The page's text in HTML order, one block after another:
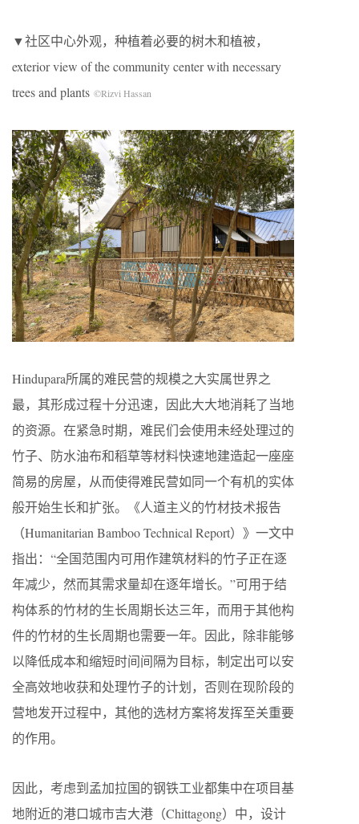
▼社区中心外观，种植着必要的树木和植被，
exterior view of the community center with necessary
trees and plants ©Rizvi Hassan
Hindupara所属的难民营的规模之大实属世界之
最，其形成过程十分迅速，因此大大地消耗了当地
的资源。在紧急时期，难民们会使用未经处理过的
竹子、防水油布和稻草等材料快速地建造起一座座
简易的房屋，从而使得难民营如同一个有机的实体
般开始生长和扩张。《人道主义的竹材技术报告
（Humanitarian Bamboo Technical Report）》一文中
指出：“全国范围内可用作建筑材料的竹子正在逐
年减少，然而其需求量却在逐年增长。”可用于结
构体系的竹材的生长周期长达三年，而用于其他构
件的竹材的生长周期也需要一年。因此，除非能够
以降低成本和缩短时间间隔为目标，制定出可以安
全高效地收获和处理竹子的计划，否则在现阶段的
营地发开过程中，其他的选材方案将发挥至关重要
的作用。
因此，考虑到孟加拉国的钢铁工业都集中在项目基
地附近的港口城市吉大港（Chittagong）中，设计